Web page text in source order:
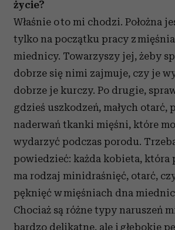
życie?
Właśnie o to mi chodzi. Położna
tylko na początku pracy z
miednicy. Towarzyszy jej, żeby
dobrze się nimi zajmuje, czy je
dobrze je kurczy. Po drugie,
gdzieś uszkodzeń, małych otarć,
naderwań tkanki mięśni, które
wydarzyć podczas porodu.
powiedzieć: każda kobieta, która
ma rodzaj minidraśnięć, otarć,
pęknięć w mięśniach dna
Chociaż są różne typy naruszeń
bardzo delikatne, ale i głębokie